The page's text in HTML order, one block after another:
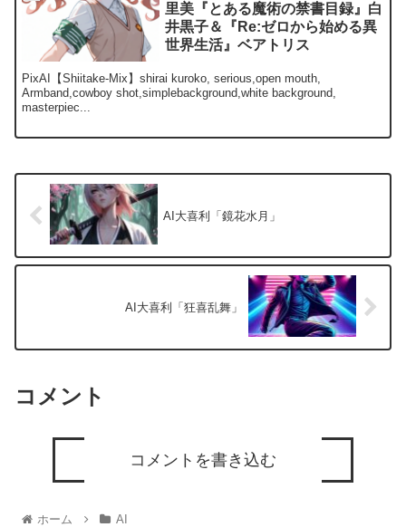
里美『とある魔術の禁書目録』白
井黒子＆『Re:ゼロから始める異
世界生活』ベアトリス
PixAI【Shiitake-Mix】shirai kuroko, serious,open mouth,
Armband,cowboy shot,simplebackground,white background,
masterpiec...
AI大喜利「鏡花水月」
AI大喜利「狂喜乱舞」
コメント
コメントを書き込む
ホーム AI